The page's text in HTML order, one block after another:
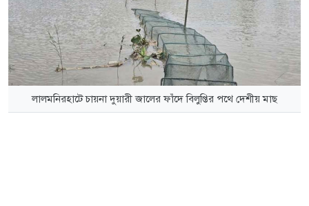
লালমনিরহাটে চায়না দুয়ারী জালের ফাঁদে বিলুপ্তির পথে দেশীয় মাছ